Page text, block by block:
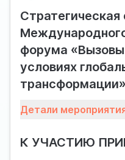
Стратегическая
форума
условиях
трансформации»
Форелеводство и
на плато и нуждается в
Детали
К УЧАСТИЮ